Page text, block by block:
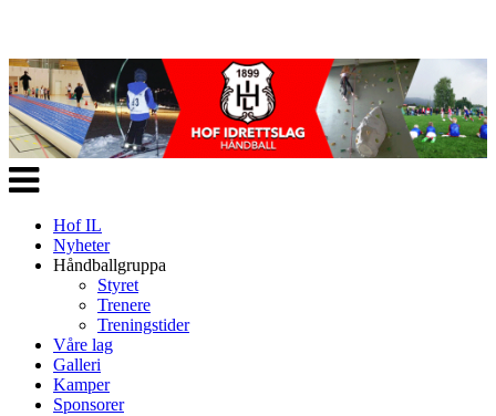
Veksle
navigasjon
Hof IL
Nyheter
Håndballgruppa
Styret
Trenere
Treningstider
Våre lag
Galleri
Kamper
Sponsorer